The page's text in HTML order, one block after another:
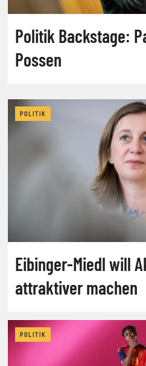
Politik Backstage:
Possen
POLITIK
Eibinger-Miedl will
attraktiver machen
POLITIK